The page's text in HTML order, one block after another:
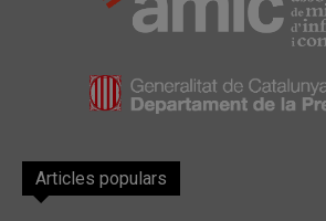
Articles populars